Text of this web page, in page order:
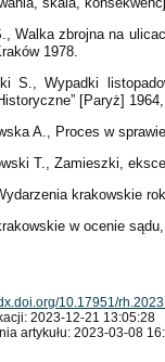
Walka zbrojna na
1978.
S., Wypadki
[Paryż] 1964,
A., Proces w
T., Zamieszki,
krakowskie
w ocenie
10.17951/
2023-12-21 13:05:28
artykułu: 2023-03-08